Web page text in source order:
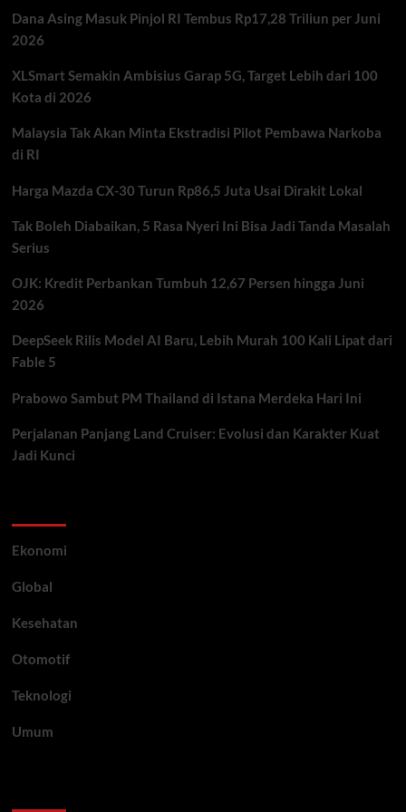
Gula
Dana Asing Masuk Pinjol RI Tembus Rp17,28 Triliun per Juni
2026
XLSmart Semakin Ambisius Garap 5G, Target Lebih dari 100
Kota di 2026
Malaysia Tak Akan Minta Ekstradisi Pilot Pembawa Narkoba
di RI
Harga Mazda CX-30 Turun Rp86,5 Juta Usai Dirakit Lokal
Tak Boleh Diabaikan, 5 Rasa Nyeri Ini Bisa Jadi Tanda Masalah
Serius
OJK: Kredit Perbankan Tumbuh 12,67 Persen hingga Juni
2026
DeepSeek Rilis Model AI Baru, Lebih Murah 100 Kali Lipat dari
Fable 5
Prabowo Sambut PM Thailand di Istana Merdeka Hari Ini
Perjalanan Panjang Land Cruiser: Evolusi dan Karakter Kuat
Jadi Kunci
Ekonomi
Global
Kesehatan
Otomotif
Teknologi
Umum